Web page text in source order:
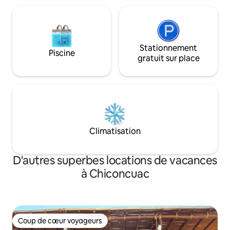
Piscine
Stationnement
gratuit sur place
Climatisation
D'autres superbes locations de vacances
à Chiconcuac
Coup de cœur voyageurs
Coup de cœur voyageurs